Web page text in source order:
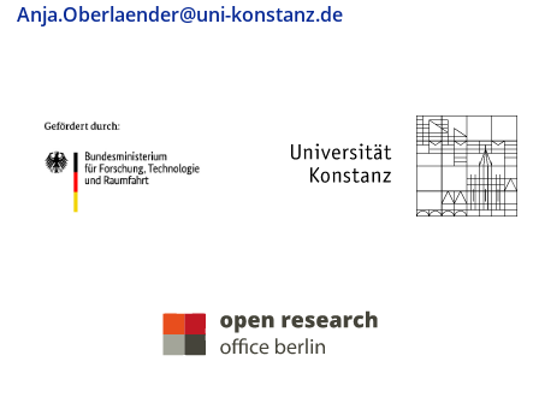
Anja.Oberlaender@uni-konstanz.de